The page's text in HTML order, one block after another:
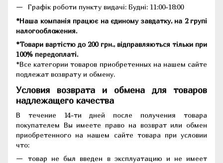
Графік роботи пункту видачі: Будні: 11:00-18:00
*Наша компанія працює на єдиному завдатку, на 2 групі
налогообложения.
*Товари вартістю до 200 грн., відправляються тільки при
100% передоплаті.
*Все категории товаров приобретенных на нашем сайте
подлежат возврату и обмену.
Условия возврата и обмена для товаров
надлежащего качества
В течение 14-ти дней после получения товара
покупателем Вы имеете право на возврат или обмен
приобретенного на нашем сайте товара при условии
что:
товар не был введен в эксплуатацию и не имеет